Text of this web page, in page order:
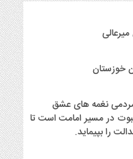
خوزستان
نغمه های عشق
در مسیر امامت است تا
را بپیماید.